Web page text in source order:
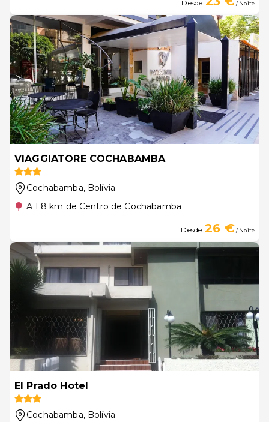
Desde / Noite
VIAGGIATORE COCHABAMBA
Cochabamba, Bolívia
A 1.8 km de Centro de Cochabamba
Desde 26 €/ Noite
El Prado Hotel
Cochabamba, Bolívia